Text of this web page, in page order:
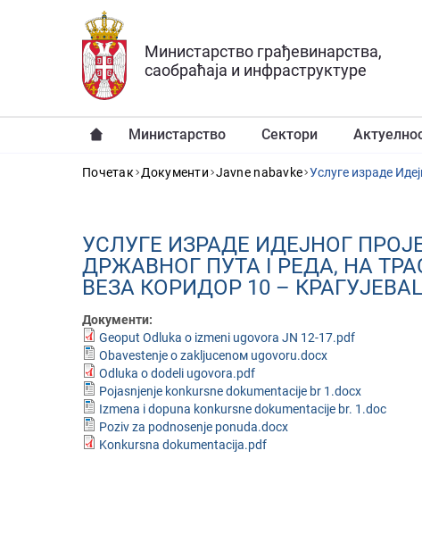
Прескочи на главни део садржаја
Министарство грађевинарства,
саобраћаја и инфраструктуре
Министарство Сектори
YOU ARE HERE
Почетак Документи Javne nabavke
УСЛУГЕ ИЗРАДЕ ИДЕЈНОГ
ДРЖАВНОГ ПУТА I РЕДА, НА
ВЕЗА КОРИДОР 10 –
Документи:
Geoput Odluka o izmeni ugovora JN 12-17.pdf
Obavestenje o zakljucenом ugovoru.docx
Odluka o dodeli ugovora.pdf
Pojasnjenje konkursne dokumentacije br 1.docx
Izmena i dopuna konkursne dokumentacije br. 1.doc
Poziv za podnosenje ponuda.docx
Konkursna dokumentacija.pdf